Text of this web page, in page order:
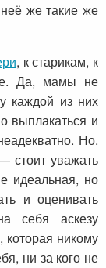
неё же такие же
, к старикам, к
Да, мамы не
каждой из них
выплакаться и
Но.
стоит уважать
идеальная, но
и оценивать
себя аскезу
которая никому
ни за кого не